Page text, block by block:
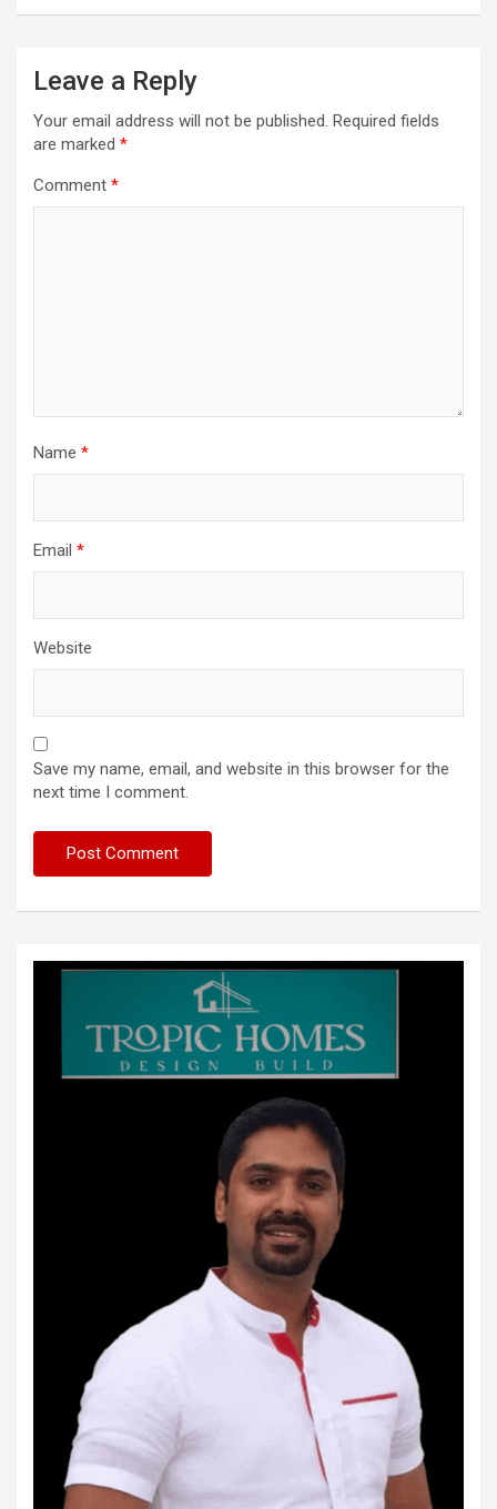
Leave a Reply
Your email address will not be published. Required fields
are marked *
Comment *
Name *
Email *
Website
Save my name, email, and website in this browser for the
next time I comment.